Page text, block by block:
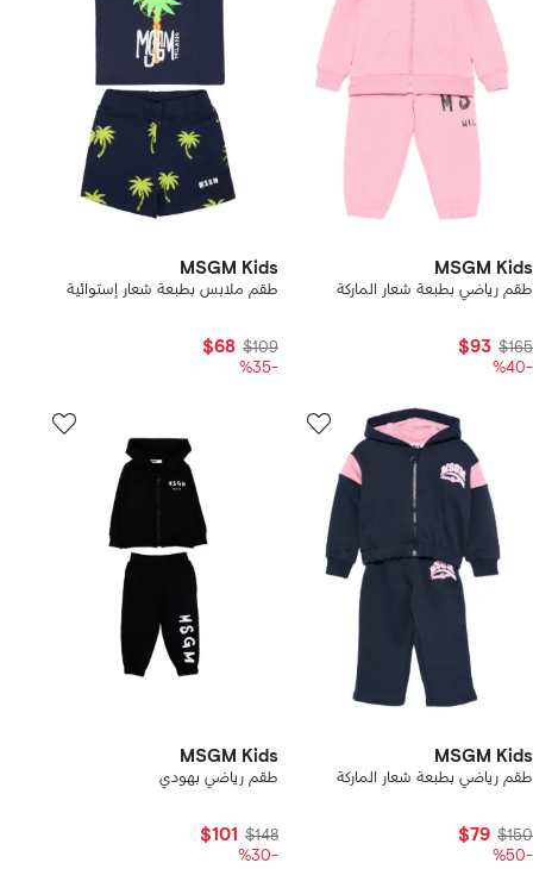
MSGM Kids
طقم رياضي بطبعة شعار الماركة
$165
$93
-%40
MSGM Kids
طقم ملابس بطبعة شعار إستوائية
$109
$68
-%35
MSGM Kids
طقم رياضي بطبعة شعار الماركة
$150
$79
-%50
MSGM Kids
طقم رياضي بهودي
$148
$101
-%30